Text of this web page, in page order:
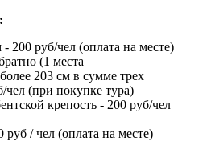
200 руб/чел (оплата на месте)
(1 места
203 см в сумме трех
чел (при покупке тура)
крепость - 200 руб/чел
/ чел (оплата на месте)